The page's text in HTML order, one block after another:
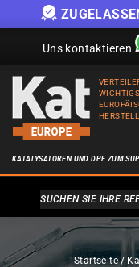
Uns kontaktieren
KATALYSATOREN UND DPF ZUM
SUCHEN SIE IHRE
Startseite